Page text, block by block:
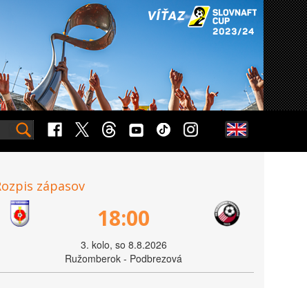
zápasov
18:00
3. kolo, so 8.8.2026
Ružomberok - Podbrezová